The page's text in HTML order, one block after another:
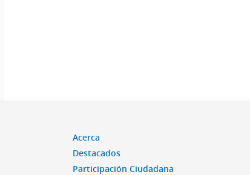
Acerca
Destacados
Participación Ciudadana